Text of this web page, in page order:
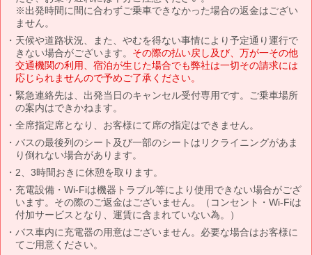
※出発時間に間に合わずご乗車できなかった場合の返金はござい
ません。
天候や道路状況、また、やむを得ない事情により予定通り運行で
きない場合がございます。 その際の払い戻し及び、万が一その他
交通機関の利用、宿泊が生じた場合でも弊社は一切その請求には
応じられませんので予めご了承ください。
緊急連絡先は、出発当日のキャンセル受付専用です。ご乗車場所
の案内はできかねます。
全席指定席となり、お客様にて席の指定はできません。
バスの最後列のシート及び一部のシートはリクライニングがあま
り倒れない場合があります。
2、3時間おきに休憩を取ります。
充電設備・Wi-Fiは機器トラブル等により使用できない場合がござ
います。その際のご返金はございません。（コンセント・Wi-Fiは
付加サービスとなり、運賃に含まれていない為。）
バス車内に充電器の用意はございません。必要な場合はお客様に
てご用意ください。